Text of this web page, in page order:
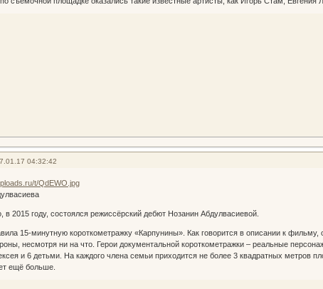
04:32:42
в 2015 году, состоялся режиссёрский дебют Нозанин Абдулвасиевой.
15-минутную короткометражку «Карпунины». Как говорится в описании к
несмотря ни на что. Герои документальной короткометражки – реальные
и 6 детьми. На каждого члена семьи приходится не более 3 квадратных метров
ещё больше.